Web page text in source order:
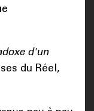
d'un
du Réel,